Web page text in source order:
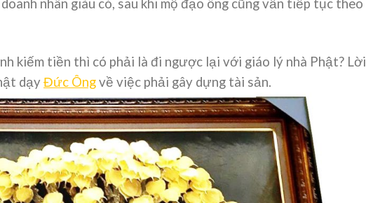
nhân giàu có, sau khi mộ đạo ông cũng vẫn tiếp tục theo
kiếm tiền thì có phải là đi ngược lại với giáo lý nhà Phật? Lời
dạyĐức Ôngvề việc phải gây dựng tài sản.